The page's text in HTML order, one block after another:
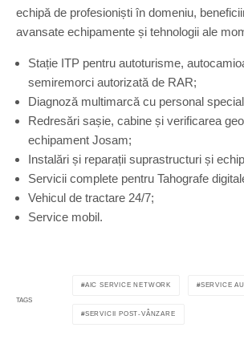
echipă de profesioniști în domeniu,
avansate echipamente și tehnologii ale
Stație ITP pentru autoturisme,
semiremorci autorizată de RAR;
Diagnoză multimarcă cu personal
Redresări sașie, cabine și verificarea
echipament Josam;
Instalări și reparații suprastructuri și
Servicii complete pentru Tahografe
Vehicul de tractare 24/7;
Service mobil.
TAGS
AIC SERVICE NETWORK SERVICE
SERVICII POST-VÂNZARE